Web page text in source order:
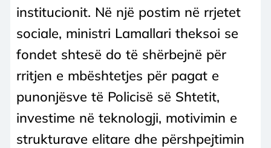
institucionit. Në një postim në rrjetet
sociale, ministri Lamallari theksoi se
fondet shtesë do të shërbejnë për
rritjen e mbështetjes për pagat e
punonjësve të Policisë së Shtetit,
investime në teknologji, motivimin e
strukturave elitare dhe përshpejtimin